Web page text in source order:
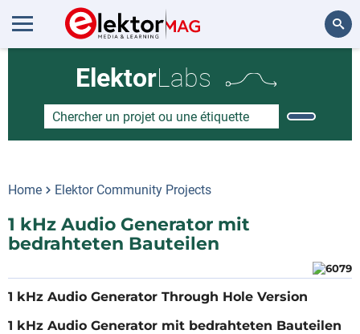
ElektorLabs
Home Elektor Community Projects
1 kHz Audio Generator mit
bedrahteten Bauteilen
1 kHz Audio Generator Through Hole Version
1 kHz Audio Generator mit bedrahteten Bauteilen